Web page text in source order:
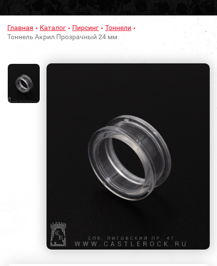
Главная Каталог Пирсинг
Тоннели
Тоннель Акрил Прозрачный 24 мм